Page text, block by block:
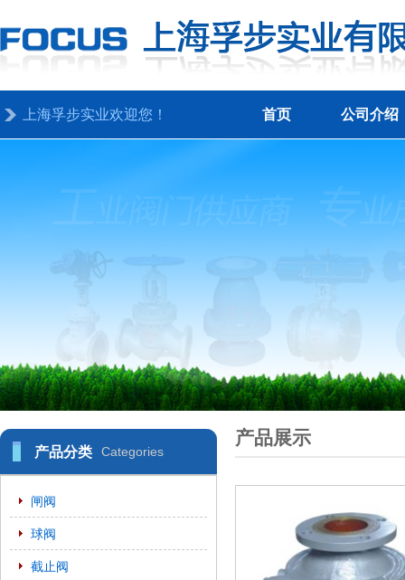
上海孚步实业欢迎您！ 首页 公司介绍
产品分类 Categories
闸阀
球阀
截止阀
产品展示